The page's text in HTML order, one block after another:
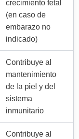
crecimiento fetal
(en caso de
embarazo no
indicado)
Contribuye al
mantenimiento
de la piel y del
sistema
inmunitario
Contribuye al